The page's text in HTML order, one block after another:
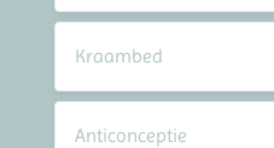
Kraambed
Anticonceptie